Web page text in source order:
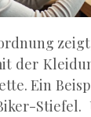
der
Ein
Stiefel.